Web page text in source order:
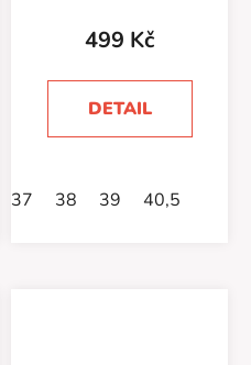
499 Kč
DETAIL
37 38 39 40,5